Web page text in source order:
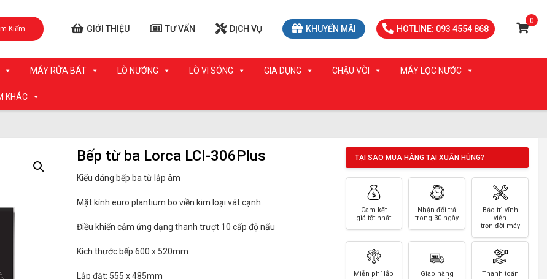
Kiếm GIỚI THIỆU TƯ VẤN DỊCH VỤ KHUYẾN MÃI HOTLINE: 093 4554 868
0
MÁY RỬA BÁT LÒ NƯỚNG LÒ VI SÓNG GIA DỤNG CHẬU VÒI MÁY LỌC NƯỚC
KHÁC
Bếp từ ba Lorca LCI-306Plus
Kiểu dáng bếp ba từ lắp âm
Mặt kính euro plantium bo viền kim loại vát cạnh
Điều khiển cảm ứng dạng thanh trượt 10 cấp độ nấu
Kích thước bếp 600 x 520mm
Lắp đặt: 555 x 485mm
TẠI SAO MUA HÀNG TẠI XUÂN HÙNG?
Cam kết
giá tốt nhất
Nhận đổi trả
trong 30 ngày
Bảo trì vĩnh
viễn
trọn đời máy
Miễn phí lắp
Giao hàng
Thanh toán